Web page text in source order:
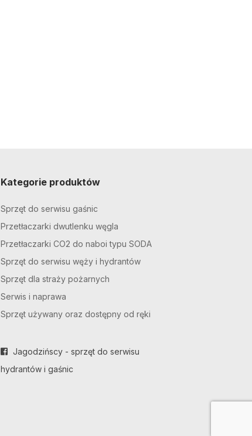
Kategorie produktów
Sprzęt do serwisu gaśnic
Przetłaczarki dwutlenku węgla
Przetłaczarki CO2 do naboi typu SODA
Sprzęt do serwisu węży i hydrantów
Sprzęt dla straży pożarnych
Serwis i naprawa
Sprzęt używany oraz dostępny od ręki
Jagodzińscy - sprzęt do serwisu
hydrantów i gaśnic